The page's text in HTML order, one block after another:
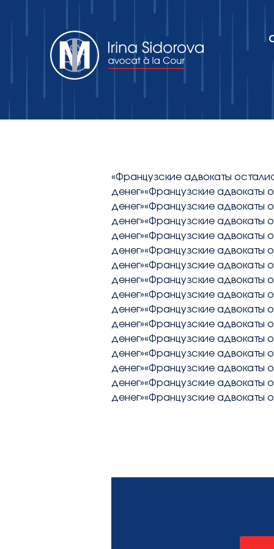
contact@avocatsidorova.fr
+33 6 29 90 28 59
«Французские адвокаты
денег»«Французские адвокаты
денег»«Французские адвокаты
денег»«Французские адвокаты
денег»«Французские адвокаты
денег»«Французские адвокаты
денег»«Французские адвокаты
денег»«Французские адвокаты
денег»«Французские адвокаты
денег»«Французские адвокаты
денег»«Французские адвокаты
денег»«Французские адвокаты
денег»«Французские адвокаты
денег»«Французские адвокаты
денег»«Французские адвокаты
денег»«Французские адвокаты